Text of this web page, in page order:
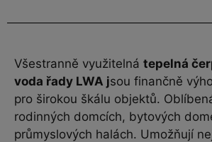
Všestranně využitelná tepelná
voda řady LWA jsou finančně
pro širokou škálu objektů.
rodinných domcích, bytových
průmyslových halách. Umožňují